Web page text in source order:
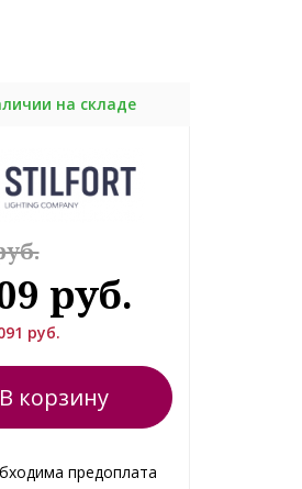
на складе
руб.
руб.
В корзину
предоплата